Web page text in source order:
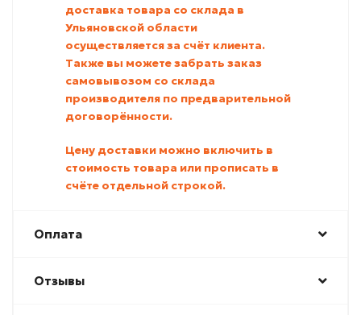
доставка товара со склада в
Ульяновской области
осуществляется за счёт клиента.
Также вы можете забрать заказ
самовывозом со склада
производителя по предварительной
договорённости.
Цену доставки можно включить в
стоимость товара или прописать в
счёте отдельной строкой.
Оплата
Отзывы